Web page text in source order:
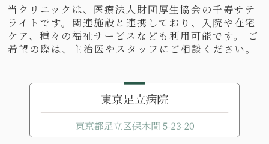
当クリニックは、医療法人財団厚生協会の千寿サテ
ライトです。関連施設と連携しており、入院や在宅
ケア、種々の福祉サービスなども利用可能です。 ご
希望の際は、主治医やスタッフにご相談ください。